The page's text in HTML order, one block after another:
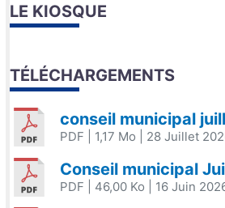
LE KIOSQUE
TÉLÉCHARGEMENTS
conseil municipal
PDF | 1,17 Mo | 28 Juillet
Conseil municipal
PDF | 46,00 Ko | 16 Juin